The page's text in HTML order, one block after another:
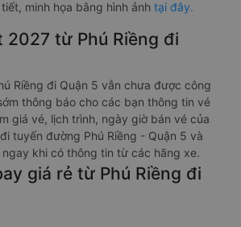
minh họa bằng hình ảnh tại đây.
2027 từ Phú Riềng đi
Riềng đi Quận 5 vẫn chưa được công
thông báo cho các bạn thông tin vé
giá vé, lịch trình, ngày giờ bán vé của
tuyến đường Phú Riềng - Quận 5 và
ngay khi có thông tin từ các hãng xe.
giá rẻ từ Phú Riềng đi